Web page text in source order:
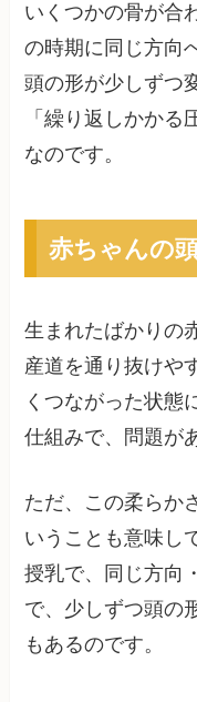
いくつかの骨が合
の時期に同じ方向
頭の形が少しずつ
「繰り返しかか
なのです。
赤ちゃんの
生まれたばかりの
産道を通り抜けや
くつながった状態
仕組みで、問題が
ただ、この柔らか
いうことも意味し
授乳で、同じ方向
で、少しずつ頭の
もあるのです。